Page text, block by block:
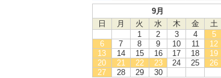
9月
日
月 火 水 木 金
土
1
2 3 4
5
6
7 8 9 10 11
12
13
14 15 16 17 18
19
20
21 22 23 24 25
26
27
28 29 30